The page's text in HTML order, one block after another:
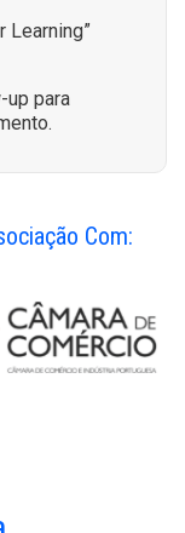
Learning”
up para
Com: